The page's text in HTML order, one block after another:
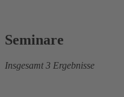
Seminare
Insgesamt 3 Ergebnisse